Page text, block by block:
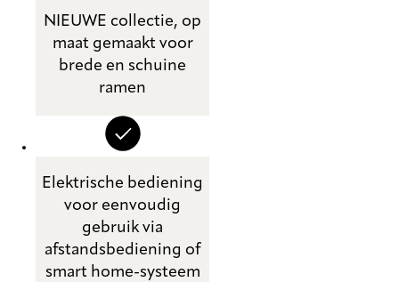
NIEUWE collectie, op
maat gemaakt voor
brede en schuine
ramen
Elektrische bediening
voor eenvoudig
gebruik via
afstandsbediening of
smart home-systeem